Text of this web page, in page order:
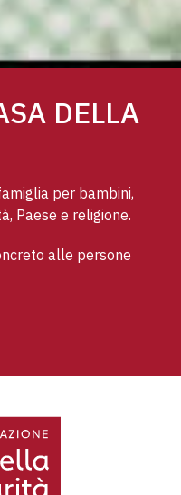
DELLA
per bambini,
Paese e religione.
alle persone